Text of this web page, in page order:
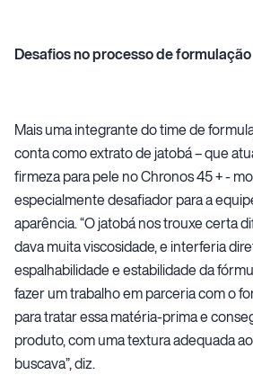
Desafios no processo de formulação
Mais uma integrante do time de
conta como extrato de jatobá – que
firmeza para pele no Chronos 45 + -
especialmente desafiador para a
aparência. “O jatobá nos trouxe certa
dava muita viscosidade, e interferia
espalhabilidade e estabilidade da
fazer um trabalho em parceria com o
para tratar essa matéria-prima e
produto, com uma textura adequada
buscava”, diz.